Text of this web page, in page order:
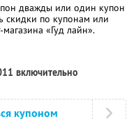
дважды или один купон
скидки по купонам или
«Гуд лайн».
включительно
купоном